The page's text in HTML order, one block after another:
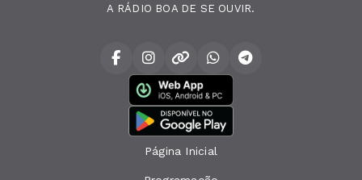
A RÁDIO BOA DE SE OUVIR.
Página Inicial